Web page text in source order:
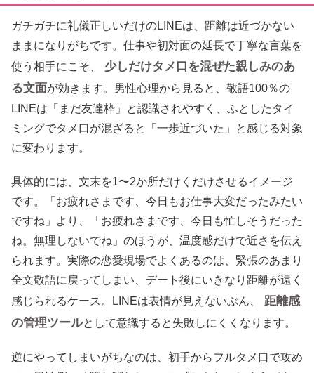
ガチガチに礼儀正しいだけのLINEは、距離は近づかない
ままになりがちです。仕事や初対面の延長で丁寧な言葉を
使う相手にこそ、
少しだけタメ口を混ぜた親しみのあ
る文面が効きます。男性心理から見ると、敬語100％の
LINEは「まだ友達枠」と認識されやすく、ふとしたタイ
ミングでタメ口が混ざると「一歩近づいた」と感じる対象
に変わります。
具体的には、文末を1〜2か所だけくだけさせるイメージ
です。「お疲れさまです、今日もお仕事大変だったみたい
ですね」より、「お疲れさまです、今日も忙しそうだった
ね。無理しないでね」のほうが、温度感だけで近さを伝え
られます。実際の恋愛現場でよくあるのは、緊張のあまり
全文敬語に戻ってしまい、デート後にいきなり距離が遠く
感じられるケース。LINEは表情が見えないぶん、
距離感
の管理ツールとして意識すると失敗しにくくなります。
逆にやってしまいがちなのは、初手からフルタメ口で攻め